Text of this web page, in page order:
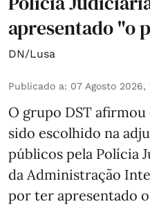
apresentado "o
DN/Lusa
Publicado a: 07 Agosto 2026,
O grupo DST
sido escolhido na
públicos pela Polícia
da Administração
por ter apresentado